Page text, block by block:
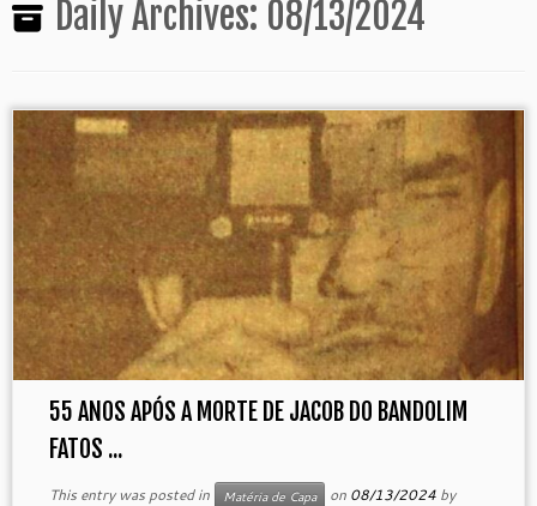
Daily Archives: 08/13/2024
55 ANOS APÓS A MORTE DE JACOB DO BANDOLIM
FATOS ...
This entry was posted in Matéria de Capa on 08/13/2024 by